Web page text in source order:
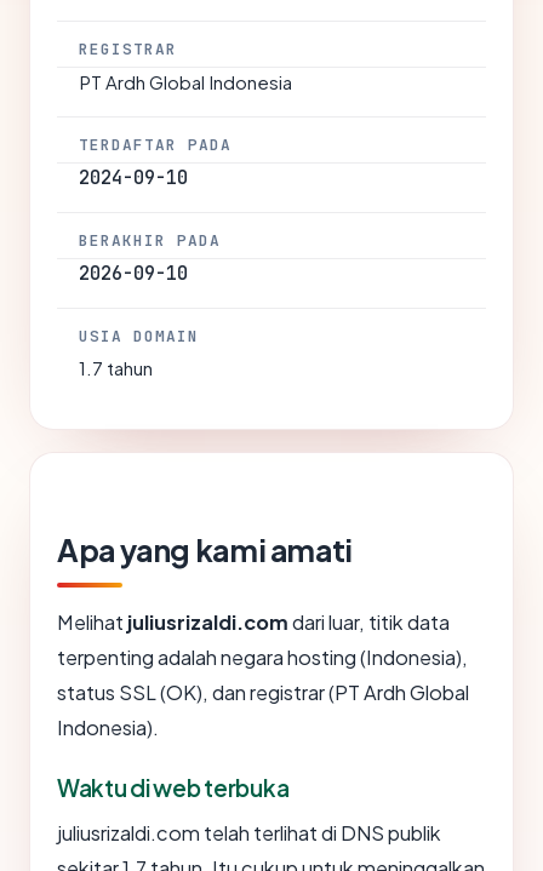
REGISTRAR
PT Ardh Global Indonesia
TERDAFTAR PADA
2024-09-10
BERAKHIR PADA
2026-09-10
USIA DOMAIN
1.7 tahun
Apa yang kami amati
Melihat juliusrizaldi.comdari luar, titik data
terpenting adalah negara hosting (Indonesia),
status SSL (OK), dan registrar (PT Ardh Global
Indonesia).
Waktu di web terbuka
juliusrizaldi.com telah terlihat di DNS publik